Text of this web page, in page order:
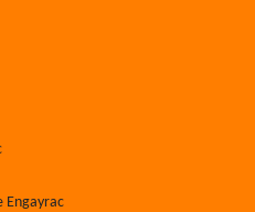
Engayrac